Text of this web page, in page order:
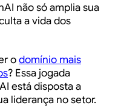
não só amplia sua
a vida dos
odomínio mais
? Essa jogada
está disposta a
liderança no setor.